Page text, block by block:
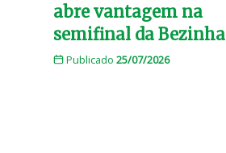
abre vantagem na
semifinal da Bezinha
Publicado 25/07/2026